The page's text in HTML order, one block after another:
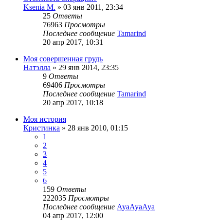
Ksenia M. » 03 янв 2011, 23:34
25 Ответы
76963 Просмотры
Последнее сообщение Tamarind
20 апр 2017, 10:31
Моя совершенная грудь
Натэлла » 29 янв 2014, 23:35
9 Ответы
69406 Просмотры
Последнее сообщение Tamarind
20 апр 2017, 10:18
Моя история
Кристинка » 28 янв 2010, 01:15
1
2
3
4
5
6
159 Ответы
222035 Просмотры
Последнее сообщение AyaAyaAya
04 апр 2017, 12:00